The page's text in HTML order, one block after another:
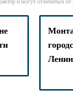
и могут отличаться